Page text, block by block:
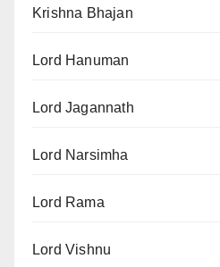
Krishna Bhajan
Lord Hanuman
Lord Jagannath
Lord Narsimha
Lord Rama
Lord Vishnu